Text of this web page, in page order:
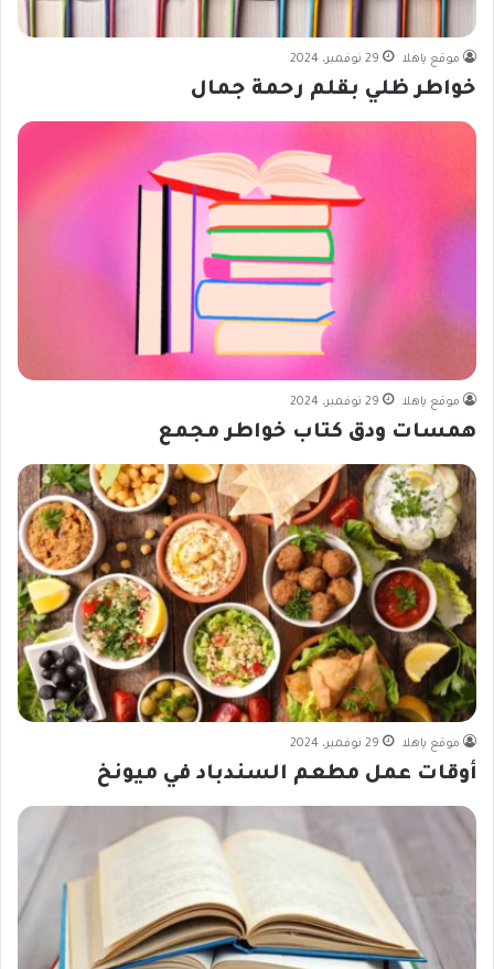
موقع ياهلا 29 نوفمبر، 2024
خواطر ظلي بقلم رحمة جمال
موقع ياهلا 29 نوفمبر، 2024
همسات ودق كتاب خواطر مجمع
موقع ياهلا 29 نوفمبر، 2024
أوقات عمل مطعم السندباد في ميونخ